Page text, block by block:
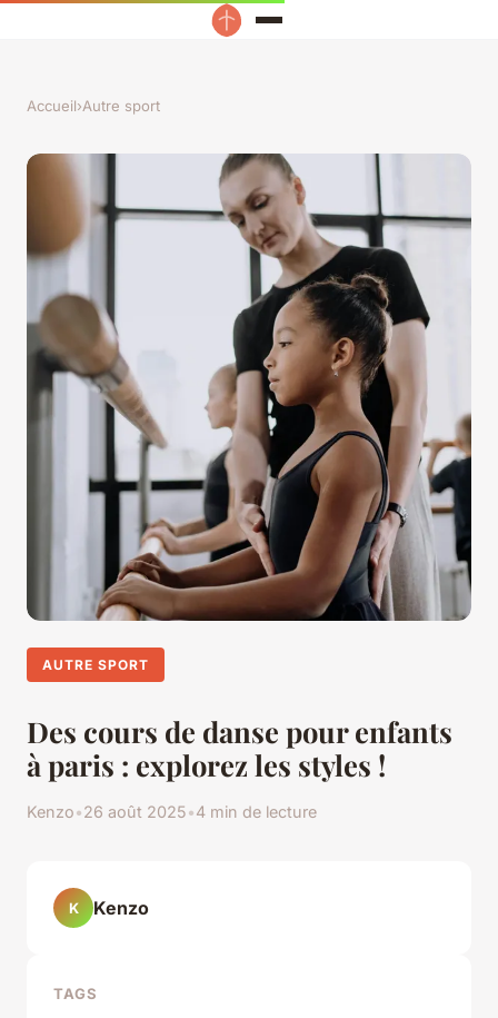
Accueil›Autre sport
AUTRE SPORT
Des cours de danse pour enfants
à paris : explorez les styles !
Kenzo•26 août 2025•4 min de lecture
K Kenzo
TAGS